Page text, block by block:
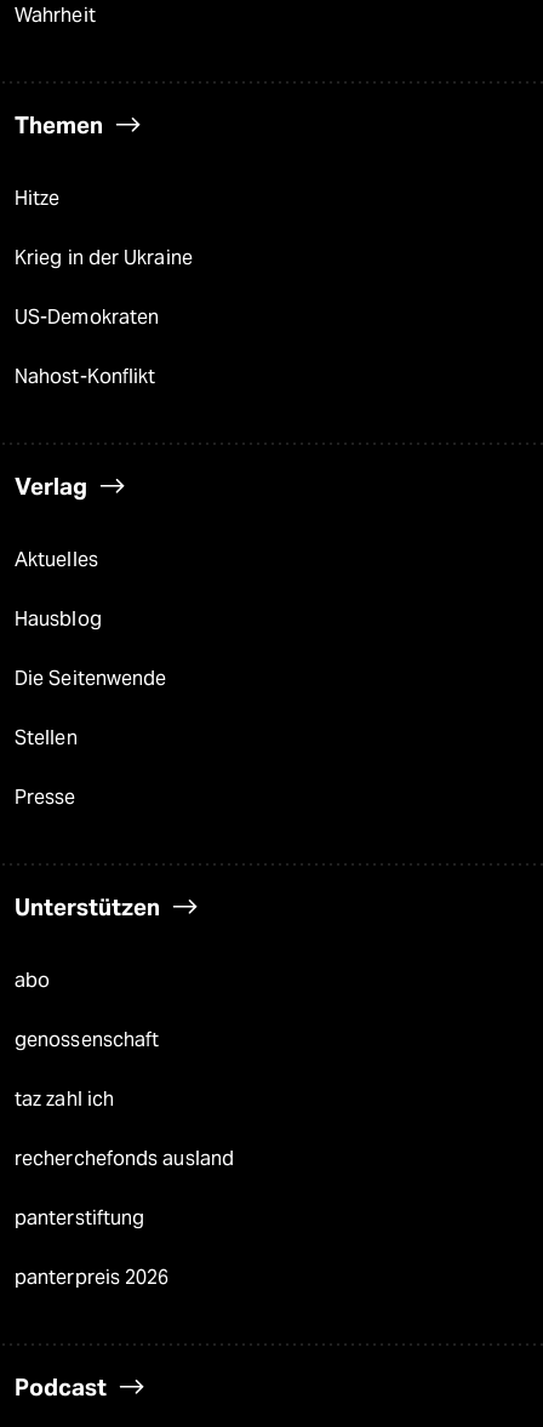
Wahrheit
Themen
Hitze
Krieg in der Ukraine
US-Demokraten
Nahost-Konflikt
Verlag
Aktuelles
Hausblog
Die Seitenwende
Stellen
Presse
Unterstützen
abo
genossenschaft
taz zahl ich
recherchefonds ausland
panterstiftung
panterpreis 2026
Podcast